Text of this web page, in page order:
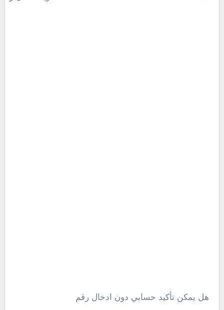
هل يمكن تأكيد حسابي دون ادخال رقم